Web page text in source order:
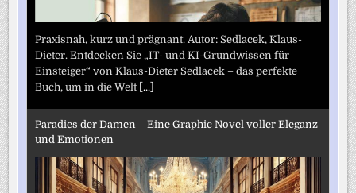
Praxisnah, kurz und prägnant. Autor: Sedlacek, Klaus-
Dieter. Entdecken Sie „IT- und KI-Grundwissen für
Einsteiger“ von Klaus-Dieter Sedlacek – das perfekte
Buch, um in die Welt [...]
Paradies der Damen – Eine Graphic Novel voller Eleganz
und Emotionen